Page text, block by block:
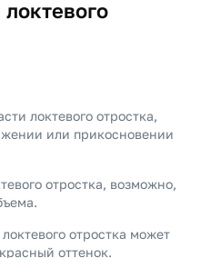
локтевого отростка,
или прикосновении
отростка, возможно,
отростка может
оттенок.